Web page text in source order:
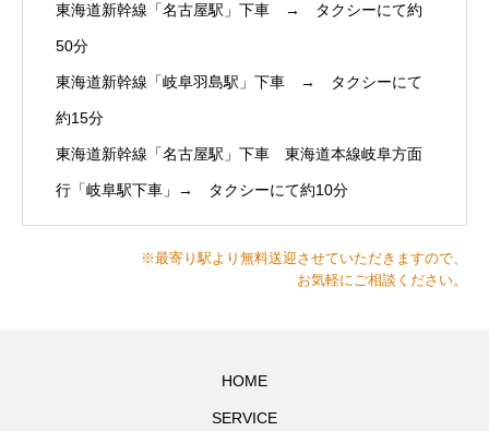
東海道新幹線「名古屋駅」下車 → タクシーにて約
50分
東海道新幹線「岐阜羽島駅」下車 → タクシーにて
約15分
東海道新幹線「名古屋駅」下車 東海道本線岐阜方面
行「岐阜駅下車」→ タクシーにて約10分
※最寄り駅より無料送迎させていただきますので、
お気軽にご相談ください。
HOME
SERVICE